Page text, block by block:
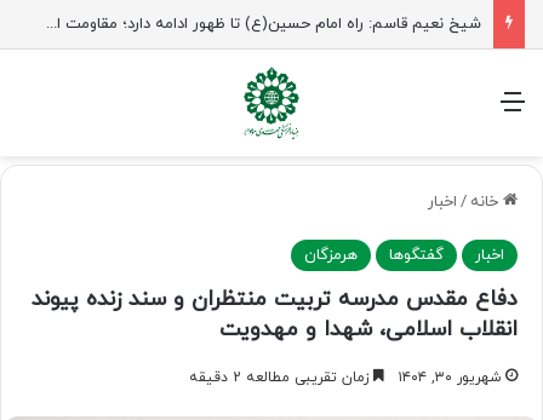
منو
خانه / اخبار
اخبار گفتگوها هرمزگان
دفاع مقدس مدرسه تربیت منتظران و سند زنده پیوند
انقلاب اسلامی، شهدا و مهدویت
شهریور ۳۰, ۱۴۰۴ زمان تقریبی مطالعه 2 دقیقه